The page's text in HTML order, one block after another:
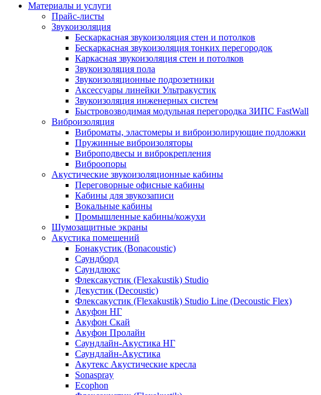
Материалы и услуги
Прайс-листы
Звукоизоляция
Бескаркасная звукоизоляция стен и потолков
Бескаркасная звукоизоляция тонких перегородок
Каркасная звукоизоляция стен и потолков
Звукоизоляция пола
Звукоизоляционные подрозетники
Аксессуары линейки Ультракустик
Звукоизоляция инженерных систем
Быстровозводимая модульная перегородка ЗИПС FastWall
Виброизоляция
Виброматы, эластомеры и виброизолирующие подложки
Пружинные виброизоляторы
Виброподвесы и виброкрепления
Виброопоры
Акустические звукоизоляционные кабины
Переговорные офисные кабины
Кабины для звукозаписи
Вокальные кабины
Промышленные кабины/кожухи
Шумозащитные экраны
Акустика помещений
Бонакустик (Bonacoustic)
Саундборд
Саундлюкс
Флексакустик (Flexakustik) Studio
Декустик (Decoustic)
Флексакустик (Flexakustik) Studio Line (Decoustic Flex)
Акуфон НГ
Акуфон Скай
Акуфон Пролайн
Саундлайн-Акустика НГ
Саундлайн-Акустика
Акутекс Акустические кресла
Sonaspray
Ecophon